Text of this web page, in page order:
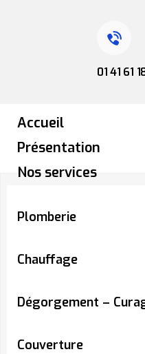
01 41 61
Accueil
Présentation
Nos services
Plomberie
Chauffage
Dégorgement –
Couverture
by admin
Collaboratively
resources with
globally initiate
architectures piteously
growth strategies with